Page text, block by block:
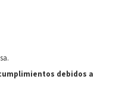
debidos a